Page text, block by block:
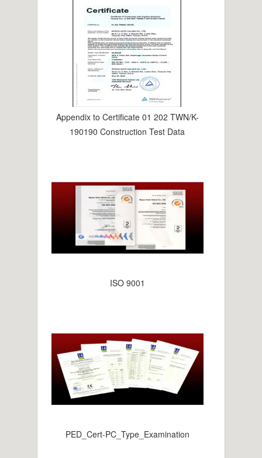
Appendix to Certificate 01 202 TWN/K-
190190 Construction Test Data
ISO 9001
PED_Cert-PC_Type_Examination